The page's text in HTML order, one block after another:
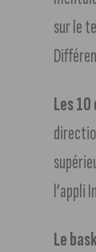
sur le
Les
l’appli
Le